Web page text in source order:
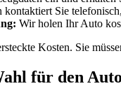
kontaktiert Sie
Wir holen Ihr Auto
Kosten. Sie
für den